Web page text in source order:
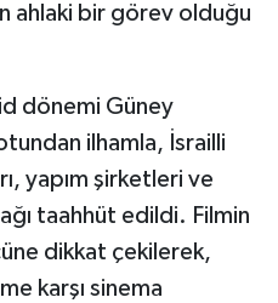
ahlaki bir görev olduğu
dönemi Güney
ilhamla, İsrailli
yapım şirketleri ve
taahhüt edildi. Filmin
dikkat çekilerek,
karşı sinema